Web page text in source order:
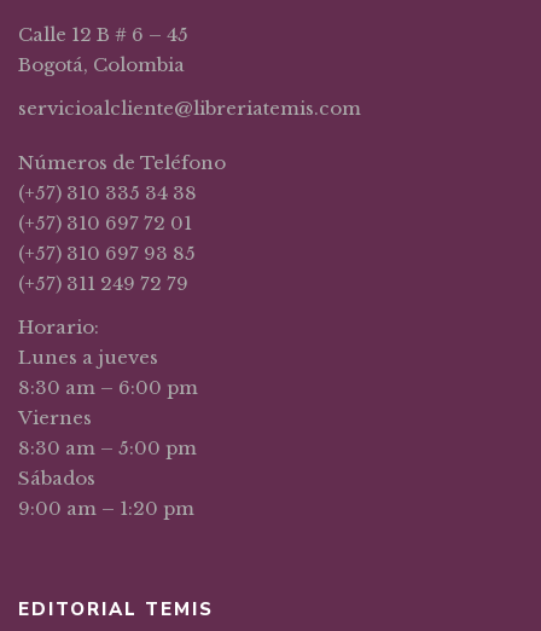
Calle 12 B # 6 – 45
Bogotá, Colombia
servicioalcliente@libreriatemis.com
Números de Teléfono
(+57) 310 335 34 38
(+57) 310 697 72 01
(+57) 310 697 93 85
(+57) 311 249 72 79
Horario:
Lunes a jueves
8:30 am – 6:00 pm
Viernes
8:30 am – 5:00 pm
Sábados
9:00 am – 1:20 pm
EDITORIAL TEMIS